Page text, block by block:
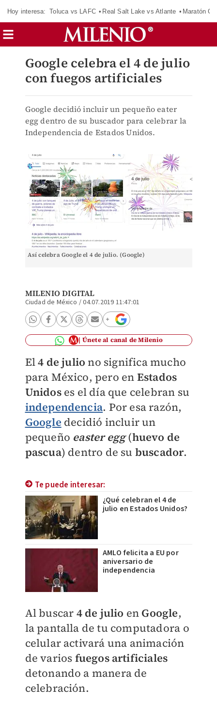
Hoy interesa: Toluca vs LAFC Real Salt Lake vs Atlante Maratón
Google celebra el 4 de julio
con fuegos artificiales
Google decidió incluir un pequeño eater
egg dentro de su buscador para celebrar la
Independencia de Estados Unidos.
Así celebra Google el 4 de julio. (Google)
MILENIO DIGITAL
Ciudad de México /04.07.2019 11:47:01
Únete al canal de Milenio
El4 de julio no significa mucho
para México, pero en Estados
Unidoses el día que celebran su
independencia. Por esa razón,
Google decidió incluir un
pequeño easter egg(huevo de
pascua) dentro de su buscador.
Te puede interesar:
¿Qué celebran el 4 de
julio en Estados Unidos?
AMLO felicita a EU por
aniversario de
independencia
Al buscar 4 de julio en Google,
la pantalla de tu computadora o
celular activará una animación
de varios fuegos artificiales
detonando a manera de
celebración.